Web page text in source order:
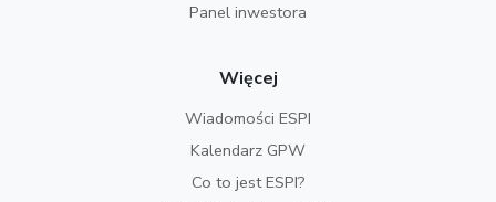
Panel inwestora
Więcej
Wiadomości ESPI
Kalendarz GPW
Co to jest ESPI?